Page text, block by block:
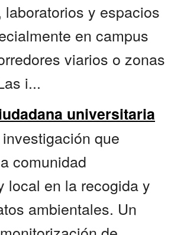
laboratorios y espacios
en campus
viarios o zonas
i...
universitaria
que
comunidad
local en la recogida y
ambientales. Un